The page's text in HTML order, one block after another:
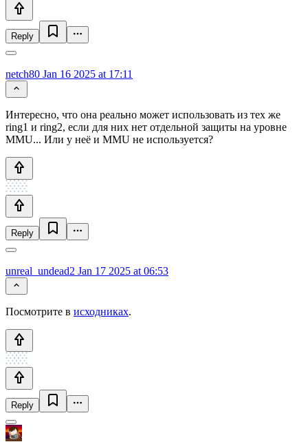
Reply
netch80 Jan 16 2025 at 17:11
Интересно, что она реально может использовать из тех же
ring1 и ring2, если для них нет отдельной защиты на уровне
MMU... Или у неё и MMU не используется?
Reply
unreal_undead2 Jan 17 2025 at 06:53
Посмотрите в исходниках.
Reply